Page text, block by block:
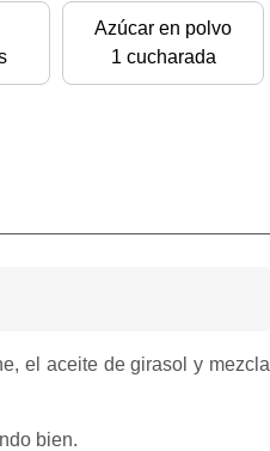
Azúcar en polvo
1 cucharada
el aceite de girasol y mezcla
bien.